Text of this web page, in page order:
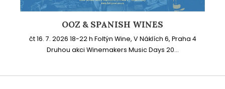
OOZ & SPANISH WINES
čt 16. 7. 2026 18-22 h Foltýn Wine, V Náklích 6, Praha 4
Druhou akci Winemakers Music Days 20...